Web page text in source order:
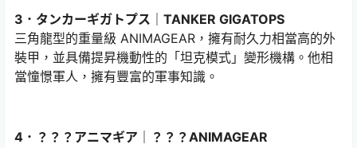
3．タンカーギガトプス｜TANKER GIGATOPS
三角龍型的重量級 ANIMAGEAR，擁有耐久力相當高的外
裝甲，並具備提昇機動性的「坦克模式」變形機構。他相
當憧憬軍人，擁有豐富的軍事知識。
4．？？？アニマギア｜？？？ANIMAGEAR